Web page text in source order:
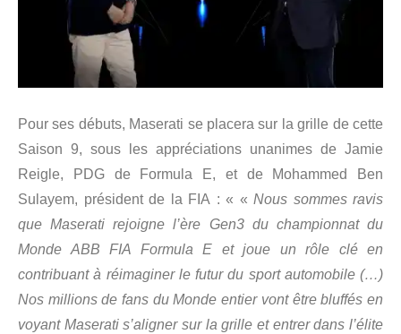
Pour ses débuts, Maserati se placera sur la grille de cette
Saison 9, sous les appréciations unanimes de Jamie
Reigle, PDG de Formula E, et de Mohammed Ben
Sulayem, président de la FIA : « « Nous sommes ravis
que Maserati rejoigne l’ère Gen3 du championnat du
Monde ABB FIA Formula E et joue un rôle clé en
contribuant à réimaginer le futur du sport automobile (…)
Nos millions de fans du Monde entier vont être bluffés en
voyant Maserati s’aligner sur la grille et entrer dans l’élite